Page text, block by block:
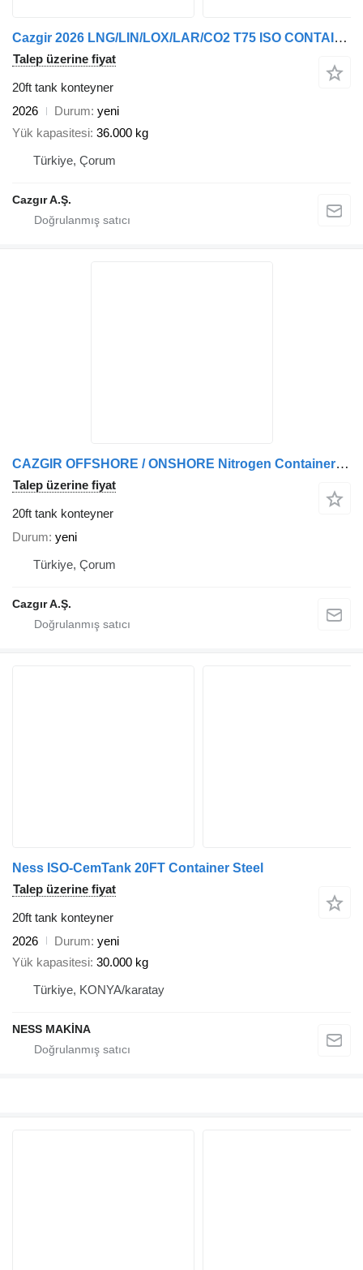
Cazgir 2026 LNG/LIN/LOX/LAR/CO2 T75 ISO CONTAINERS
Talep üzerine fiyat
20ft tank konteyner
2026
Durum yeni
Yük kapasitesi 36.000 kg
Türkiye, Çorum
Cazgır A.Ş.
CAZGIR OFFSHORE / ONSHORE Nitrogen Containers (LIN)
Talep üzerine fiyat
20ft tank konteyner
Durum yeni
Türkiye, Çorum
Cazgır A.Ş.
Ness ISO-CemTank 20FT Container Steel
Talep üzerine fiyat
20ft tank konteyner
2026
Durum yeni
Yük kapasitesi 30.000 kg
Türkiye, KONYA/karatay
NESS MAKİNA